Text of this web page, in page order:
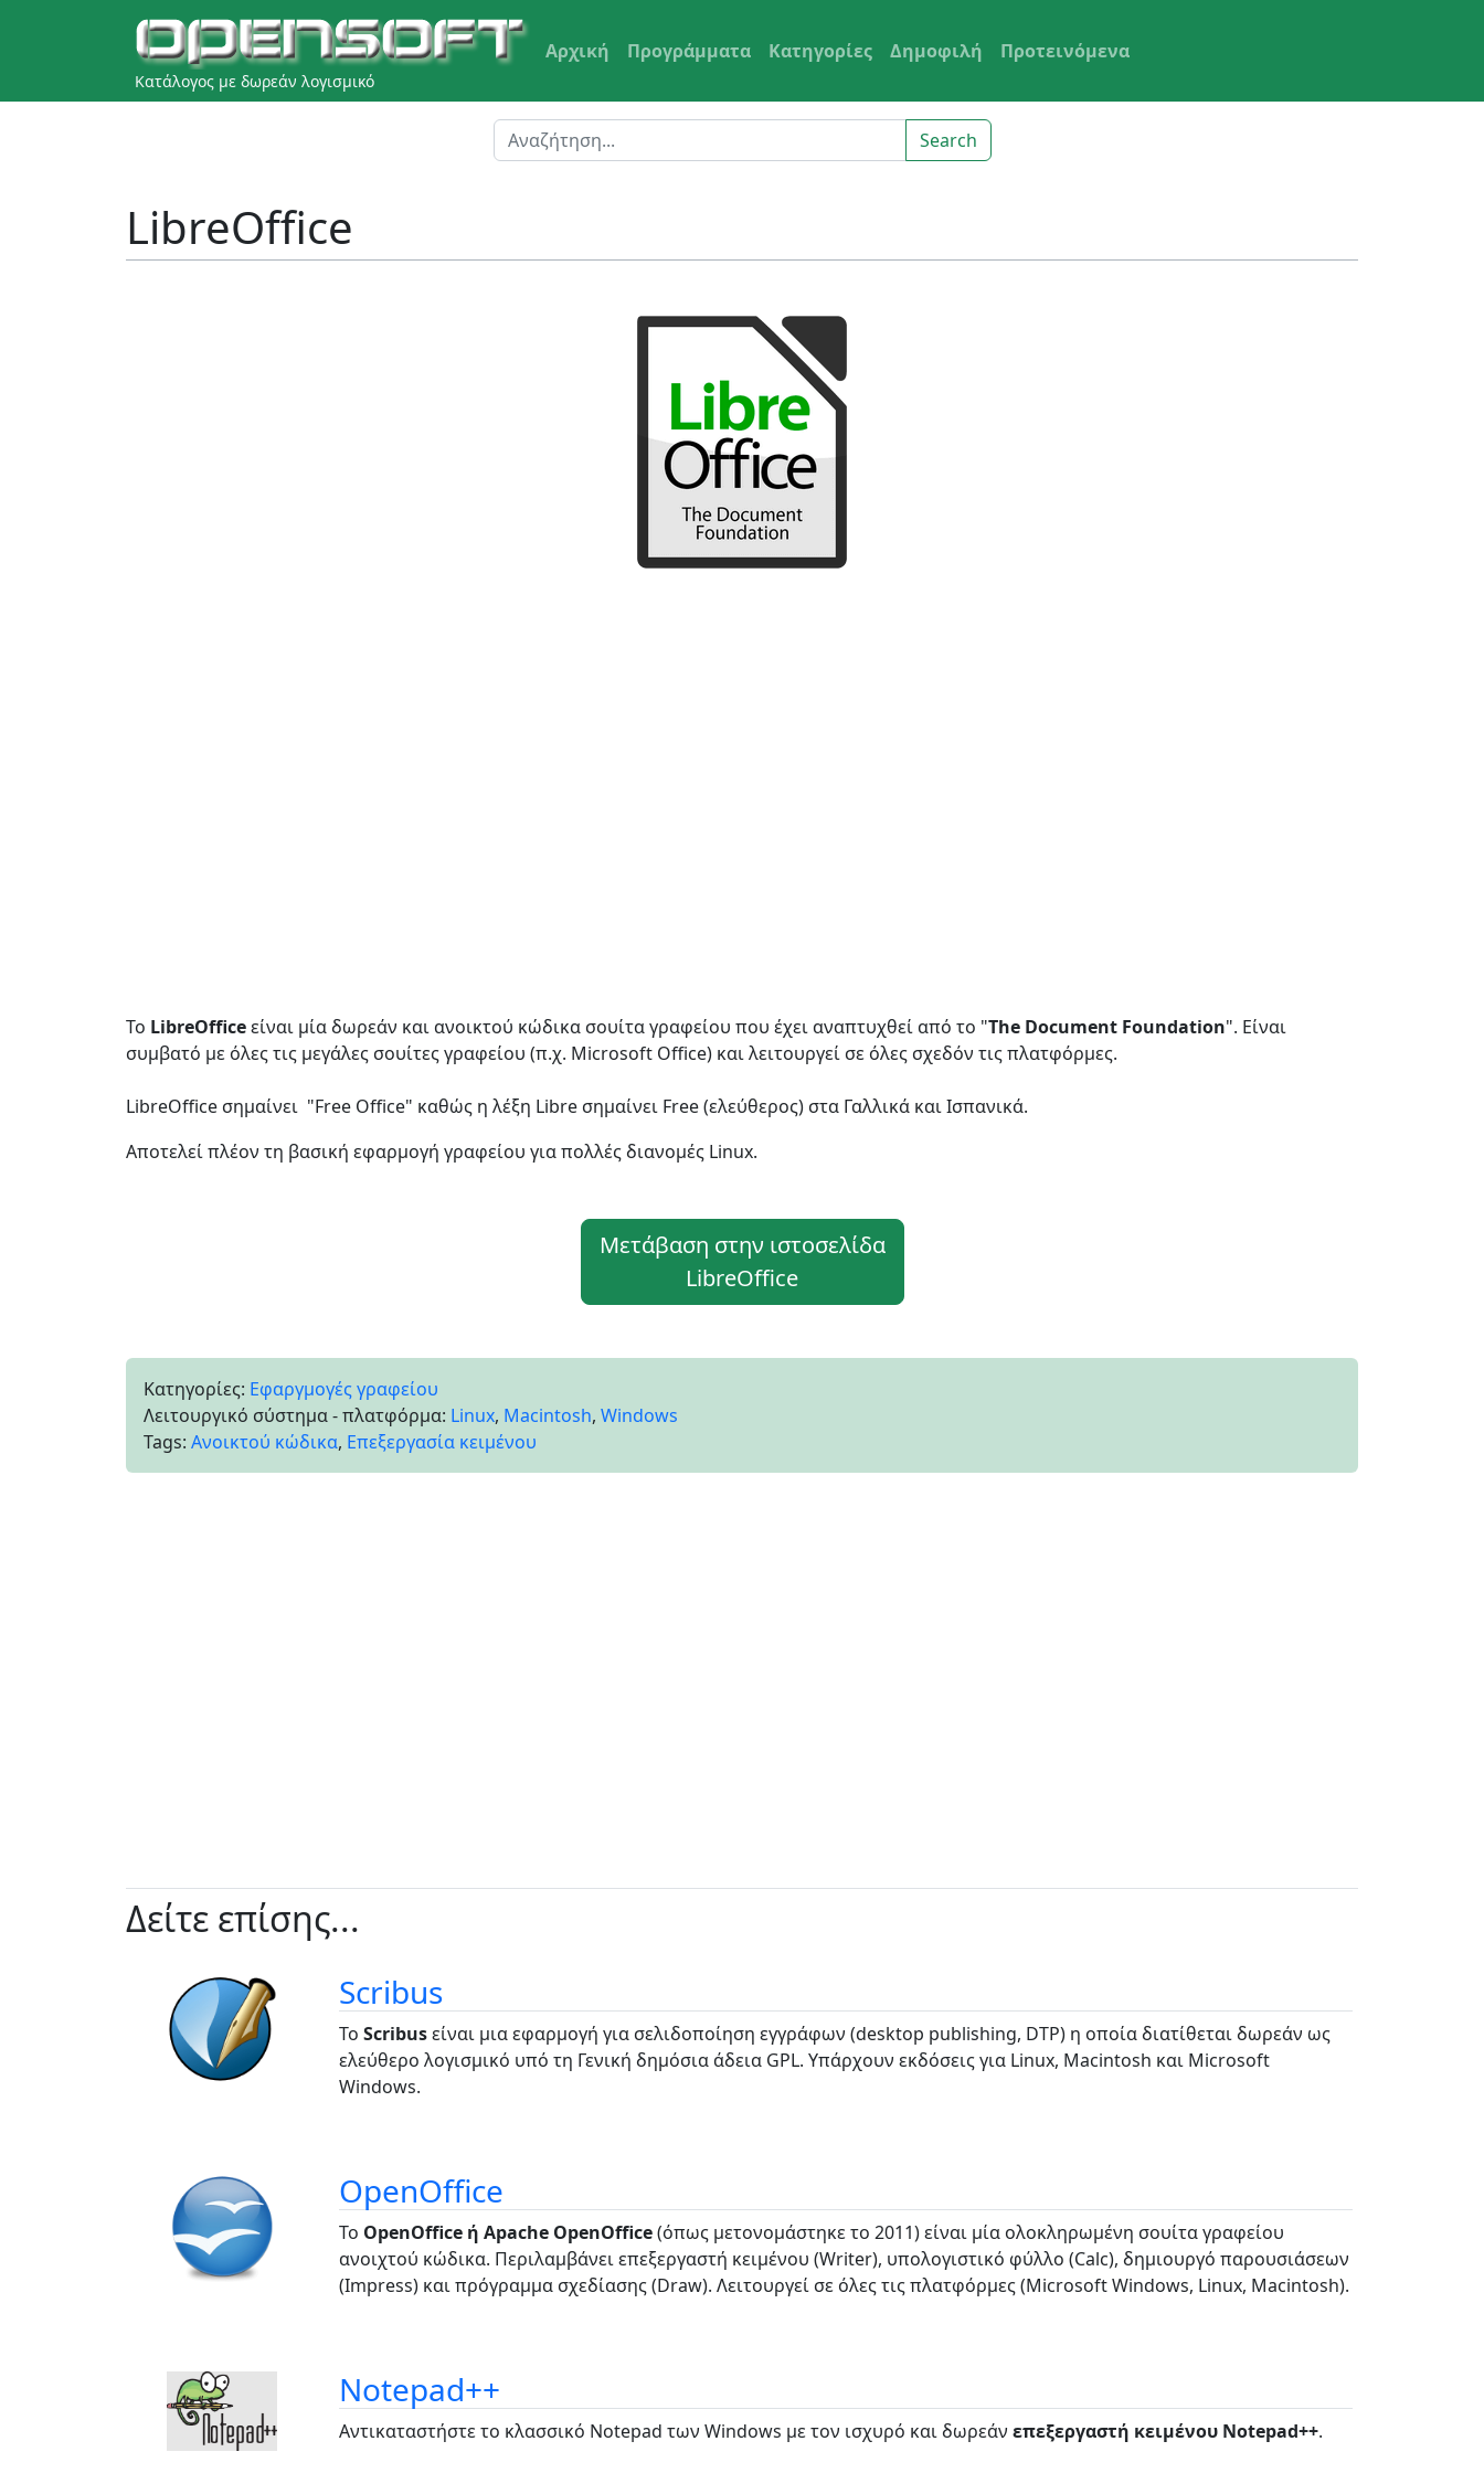
Κατάλογος με δωρεάν λογισμικό
Αρχική Προγράμματα Κατηγορίες Δημοφιλή Προτεινόμενα
Search
LibreOffice
Το LibreOfficeείναι μία δωρεάν και ανοικτού κώδικα σουίτα γραφείου που έχει αναπτυχθεί από το "The Document Foundation". Είναι
συμβατό με όλες τις μεγάλες σουίτες γραφείου (π.χ. Microsoft Office) και λειτουργεί σε όλες σχεδόν τις πλατφόρμες.
LibreOffice σημαίνει "Free Office" καθώς η λέξη Libre σημαίνει Free (ελεύθερος) στα Γαλλικά και Ισπανικά.
Αποτελεί πλέον τη βασική εφαρμογή γραφείου για πολλές διανομές Linux.
Μετάβαση στην ιστοσελίδα
LibreOffice
Κατηγορίες: Εφαργμογές γραφείου
Λειτουργικό σύστημα - πλατφόρμα: Linux, Macintosh, Windows
Tags: Ανοικτού κώδικα, Επεξεργασία κειμένου
Δείτε επίσης...
Scribus
ΤοScribusείναι μια εφαρμογή για σελιδοποίηση εγγράφων (desktop publishing, DTP) η οποία διατίθεται δωρεάν ως
ελεύθερο λογισμικό υπό τη Γενική δημόσια άδεια GPL. Υπάρχουν εκδόσεις για Linux, Macintosh και Microsoft
Windows.
OpenOffice
Το OpenOffice ή Apache OpenOffice(όπως μετονομάστηκε το 2011) είναι μία ολοκληρωμένη σουίτα γραφείου
ανοιχτού κώδικα. Περιλαμβάνει επεξεργαστή κειμένου (Writer), υπολογιστικό φύλλο (Calc), δημιουργό παρουσιάσεων
(Ιmpress) και πρόγραμμα σχεδίασης (Draw). Λειτουργεί σε όλες τις πλατφόρμες (Microsoft Windows, Linux, Μacintosh).
Notepad++
Αντικαταστήστε το κλασσικό Notepad των Windows με τον ισχυρό και δωρεάνεπεξεργαστή κειμένου Notepad++.